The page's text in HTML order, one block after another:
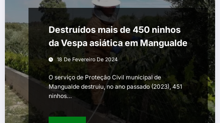
Destruídos mais de 450 ninhos
da Vespa asiática em Mangualde
18 De Fevereiro De 2024
O serviço de Proteção Civil municipal de
Mangualde destruiu, no ano passado (2023), 451
ninhos…